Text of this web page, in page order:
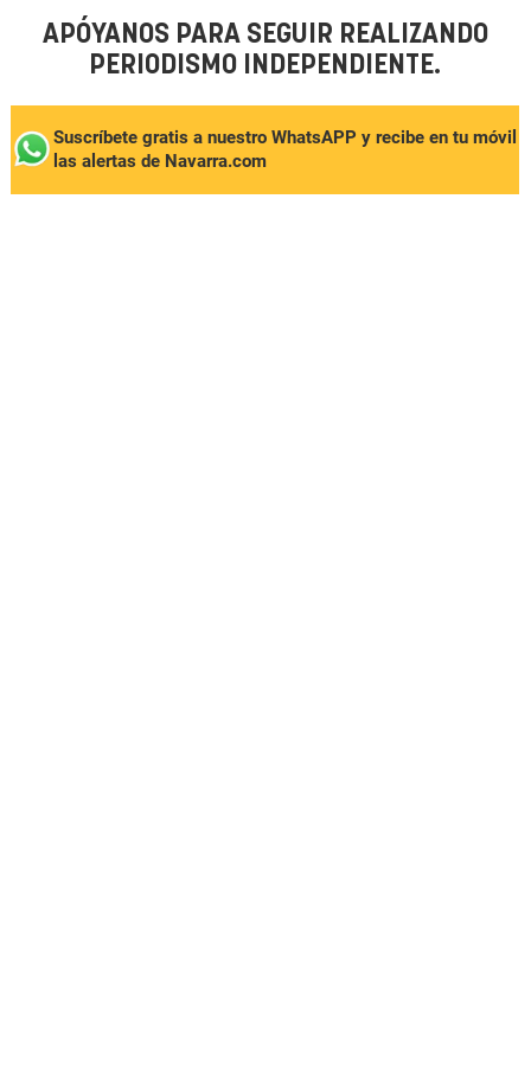
APÓYANOS PARA SEGUIR REALIZANDO
PERIODISMO INDEPENDIENTE.
Suscríbete gratis a nuestro WhatsAPP y recibe en tu móvil
las alertas de Navarra.com